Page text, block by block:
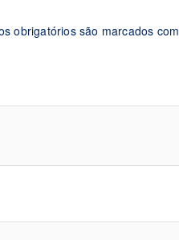
obrigatórios são marcados